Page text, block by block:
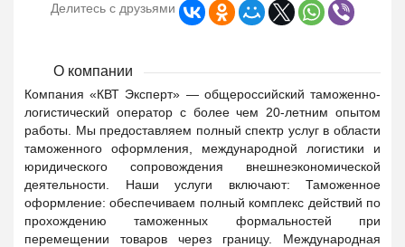
Делитесь с друзьями
О компании
Компания «КВТ Эксперт» — общероссийский таможенно-
логистический оператор с более чем 20-летним опытом
работы. Мы предоставляем полный спектр услуг в области
таможенного оформления, международной логистики и
юридического сопровождения внешнеэкономической
деятельности. Наши услуги включают: Таможенное
оформление: обеспечиваем полный комплекс действий по
прохождению таможенных формальностей при
перемещении товаров через границу. Международная